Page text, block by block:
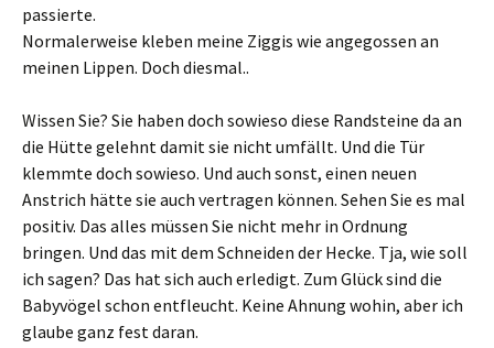
passierte.
Normalerweise kleben meine Ziggis wie angegossen an
meinen Lippen. Doch diesmal..
Wissen Sie? Sie haben doch sowieso diese Randsteine da an
die Hütte gelehnt damit sie nicht umfällt. Und die Tür
klemmte doch sowieso. Und auch sonst, einen neuen
Anstrich hätte sie auch vertragen können. Sehen Sie es mal
positiv. Das alles müssen Sie nicht mehr in Ordnung
bringen. Und das mit dem Schneiden der Hecke. Tja, wie soll
ich sagen? Das hat sich auch erledigt. Zum Glück sind die
Babyvögel schon entfleucht. Keine Ahnung wohin, aber ich
glaube ganz fest daran.